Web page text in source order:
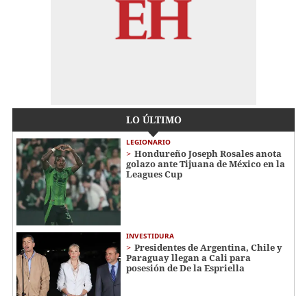
LO ÚLTIMO
LEGIONARIO
Hondureño Joseph Rosales anota
golazo ante Tijuana de México en la
Leagues Cup
INVESTIDURA
Presidentes de Argentina, Chile y
Paraguay llegan a Cali para
posesión de De la Espriella